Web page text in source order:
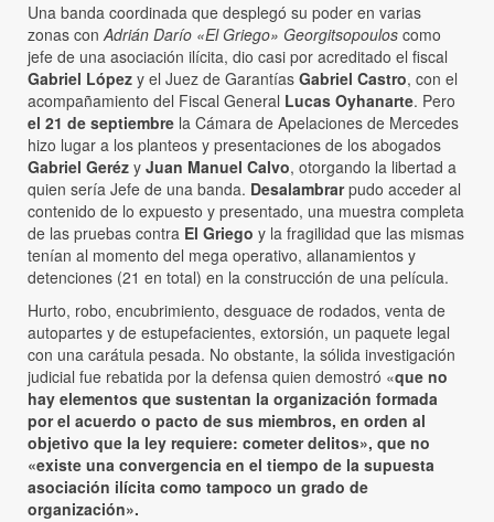
Una banda coordinada que desplegó su poder en varias
zonas conAdrián Darío «El Griego» Georgitsopoulos como
jefe de una asociación ilícita, dio casi por acreditado el fiscal
Gabriel López y el Juez de Garantías Gabriel Castro, con el
acompañamiento del Fiscal General Lucas Oyhanarte. Pero
el 21 de septiembre la Cámara de Apelaciones de Mercedes
hizo lugar a los planteos y presentaciones de los abogados
Gabriel Geréz y Juan Manuel Calvo, otorgando la libertad a
quien sería Jefe de una banda. Desalambrarpudo acceder al
contenido de lo expuesto y presentado, una muestra completa
de las pruebas contra El Griego y la fragilidad que las mismas
tenían al momento del mega operativo, allanamientos y
detenciones (21 en total) en la construcción de una película.
Hurto, robo, encubrimiento, desguace de rodados, venta de
autopartes y de estupefacientes, extorsión, un paquete legal
con una carátula pesada. No obstante, la sólida investigación
judicial fue rebatida por la defensa quien demostró «que no
hay elementos que sustentan la organización formada
por el acuerdo o pacto de sus miembros, en orden al
objetivo que la ley requiere: cometer delitos», que no
«existe una convergencia en el tiempo de la supuesta
asociación ilícita como tampoco un grado de
organización».